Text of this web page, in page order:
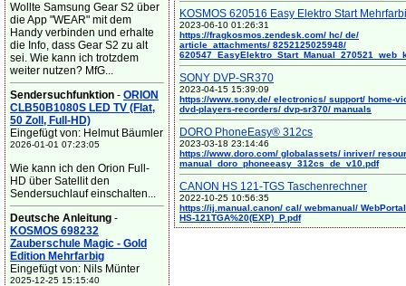
Wollte Samsung Gear S2 über
die App "WEAR" mit dem
Handy verbinden und erhalte
die Info, dass Gear S2 zu alt
sei. Wie kann ich trotzdem
weiter nutzen? MfG...
Sendersuchfunktion - ORION
CLB50B1080S LED TV (Flat,
50 Zoll, Full-HD)
Eingefügt von: Helmut Bäumler
2026-01-01 07:23:05
Wie kann ich den Orion Full-
HD über Satellit den
Sendersuchlauf einschalten...
Deutsche Anleitung -
KOSMOS 698232
Zauberschule Magic - Gold
Edition Mehrfarbig
Eingefügt von: Nils Münter
2025-12-25 15:15:40
KOSMOS 620516 Easy Elektro Start
2023-06-10 01:26:31
https://fragkosmos.zendesk.com/ hc/ de/
article_attachments/ 8252125025948/
SONY DVP-SR370
2023-04-15 15:39:09
https://www.sony.de/ electronics/ support/ home-
dvd-players-recorders/ dvp-sr370/ manuals
DORO PhoneEasy® 312cs
2023-03-18 23:14:46
https://www.doro.com/ globalassets/ inriver/
manual_doro_phoneeasy_312cs_de_v10.pdf
CANON HS 121-TGS Taschenrechner
2022-10-25 10:56:35
https://ij.manual.canon/ cal/ webmanual/
HS-121TGA%20(EXP)_P.pdf